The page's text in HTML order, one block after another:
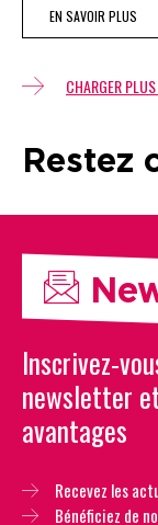
EN SAVOIR PLUS
CHARGER
Restez
Inscrivez-
newsletter
avantages
Recevez les
Bénéficiez de